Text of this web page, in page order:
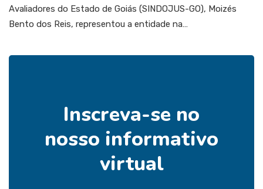
Avaliadores do Estado de Goiás (SINDOJUS-GO), Moizés
Bento dos Reis, representou a entidade na…
Inscreva-se no
nosso informativo
virtual